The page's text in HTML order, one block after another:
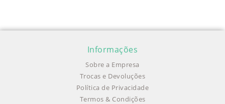
Informações
Sobre a Empresa
Trocas e Devoluções
Política de Privacidade
Termos & Condições